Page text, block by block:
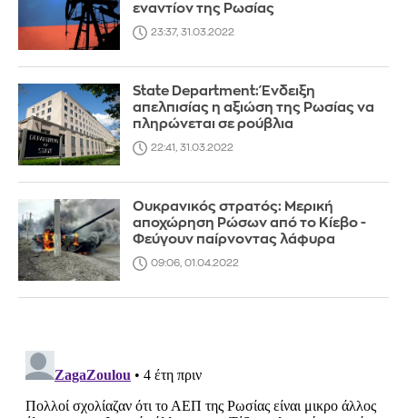
εναντίον της Ρωσίας
23:37, 31.03.2022
State Department: Ένδειξη
απελπισίας η αξιώση της Ρωσίας να
πληρώνεται σε ρούβλια
22:41, 31.03.2022
Ουκρανικός στρατός: Μερική
αποχώρηση Ρώσων από το Κίεβο -
Φεύγουν παίρνοντας λάφυρα
09:06, 01.04.2022